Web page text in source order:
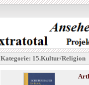
Kategorie: 15.Kultur/Religion